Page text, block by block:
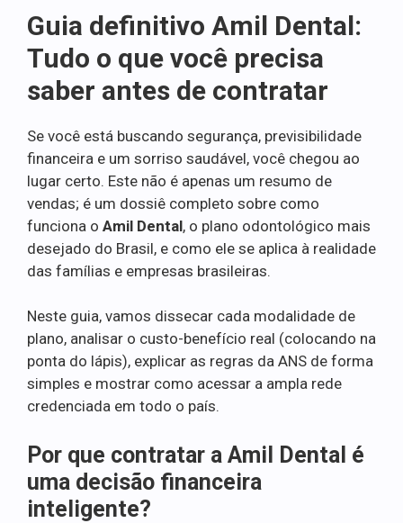
Guia definitivo Amil Dental:
Tudo o que você precisa
saber antes de contratar
Se você está buscando segurança, previsibilidade
financeira e um sorriso saudável, você chegou ao
lugar certo. Este não é apenas um resumo de
vendas; é um dossiê completo sobre como
funciona o Amil Dental, o plano odontológico mais
desejado do Brasil, e como ele se aplica à realidade
das famílias e empresas brasileiras.
Neste guia, vamos dissecar cada modalidade de
plano, analisar o custo-benefício real (colocando na
ponta do lápis), explicar as regras da ANS de forma
simples e mostrar como acessar a ampla rede
credenciada em todo o país.
Por que contratar a Amil Dental é
uma decisão financeira
inteligente?